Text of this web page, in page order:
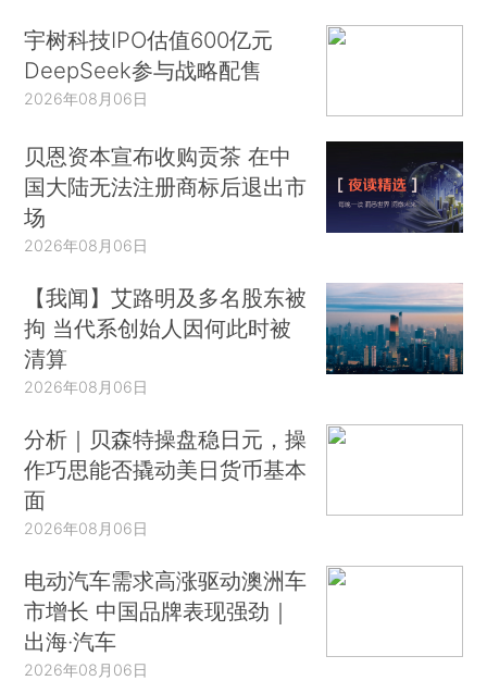
宇树科技IPO估值600亿元
DeepSeek参与战略配售
2026年08月06日
贝恩资本宣布收购贡茶 在中
国大陆无法注册商标后退出市
场
2026年08月06日
【我闻】艾路明及多名股东被
拘 当代系创始人因何此时被
清算
2026年08月06日
分析｜贝森特操盘稳日元，操
作巧思能否撬动美日货币基本
面
2026年08月06日
电动汽车需求高涨驱动澳洲车
市增长 中国品牌表现强劲｜
出海·汽车
2026年08月06日